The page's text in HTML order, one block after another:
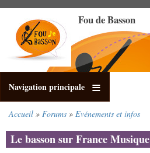
contenu
principal
Fou de Basson
Navigation principale
d'Ariane
Accueil Forums Evénements et infos
Le basson sur France Musique